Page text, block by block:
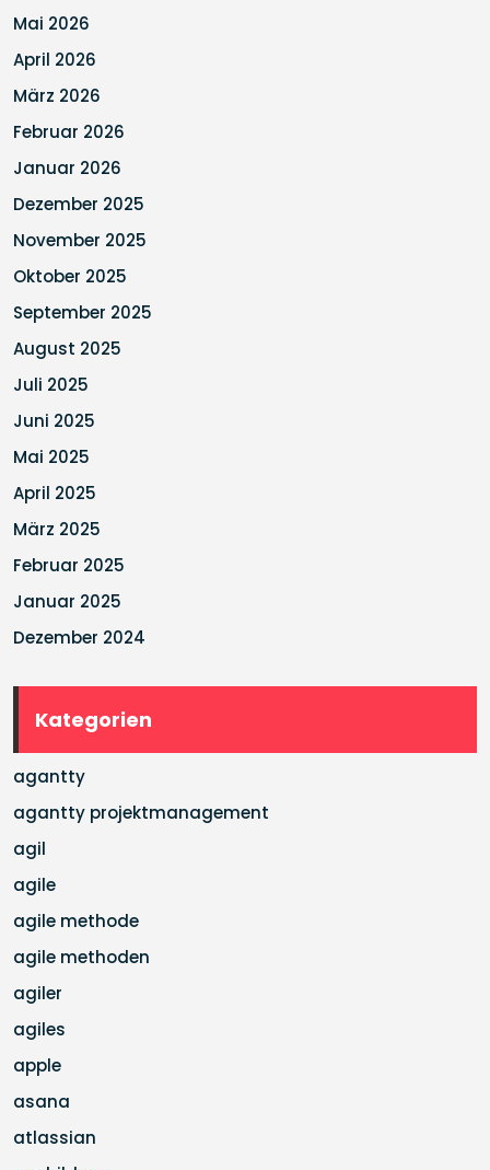
Mai 2026
April 2026
März 2026
Februar 2026
Januar 2026
Dezember 2025
November 2025
Oktober 2025
September 2025
August 2025
Juli 2025
Juni 2025
Mai 2025
April 2025
März 2025
Februar 2025
Januar 2025
Dezember 2024
Kategorien
agantty
agantty projektmanagement
agil
agile
agile methode
agile methoden
agiler
agiles
apple
asana
atlassian